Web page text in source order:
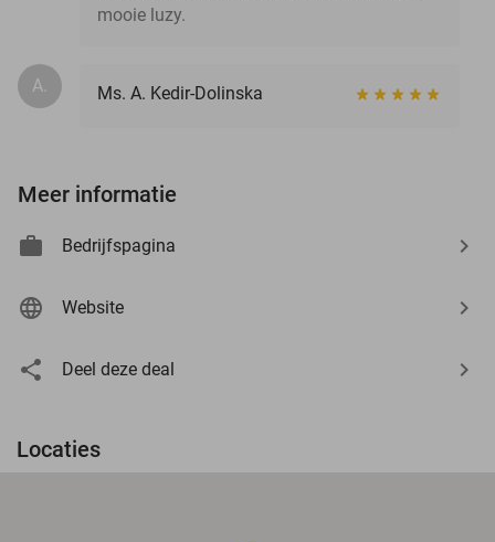
mooie luzy.
A. Ms. A. Kedir-Dolinska
Meer informatie
Bedrijfspagina
Website
Deel deze deal
Locaties